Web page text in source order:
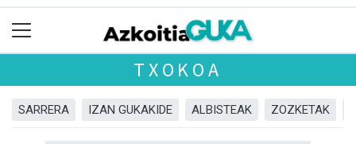
TXOKOA
SARRERA IZAN GUKAKIDE ALBISTEAK ZOZKETAK